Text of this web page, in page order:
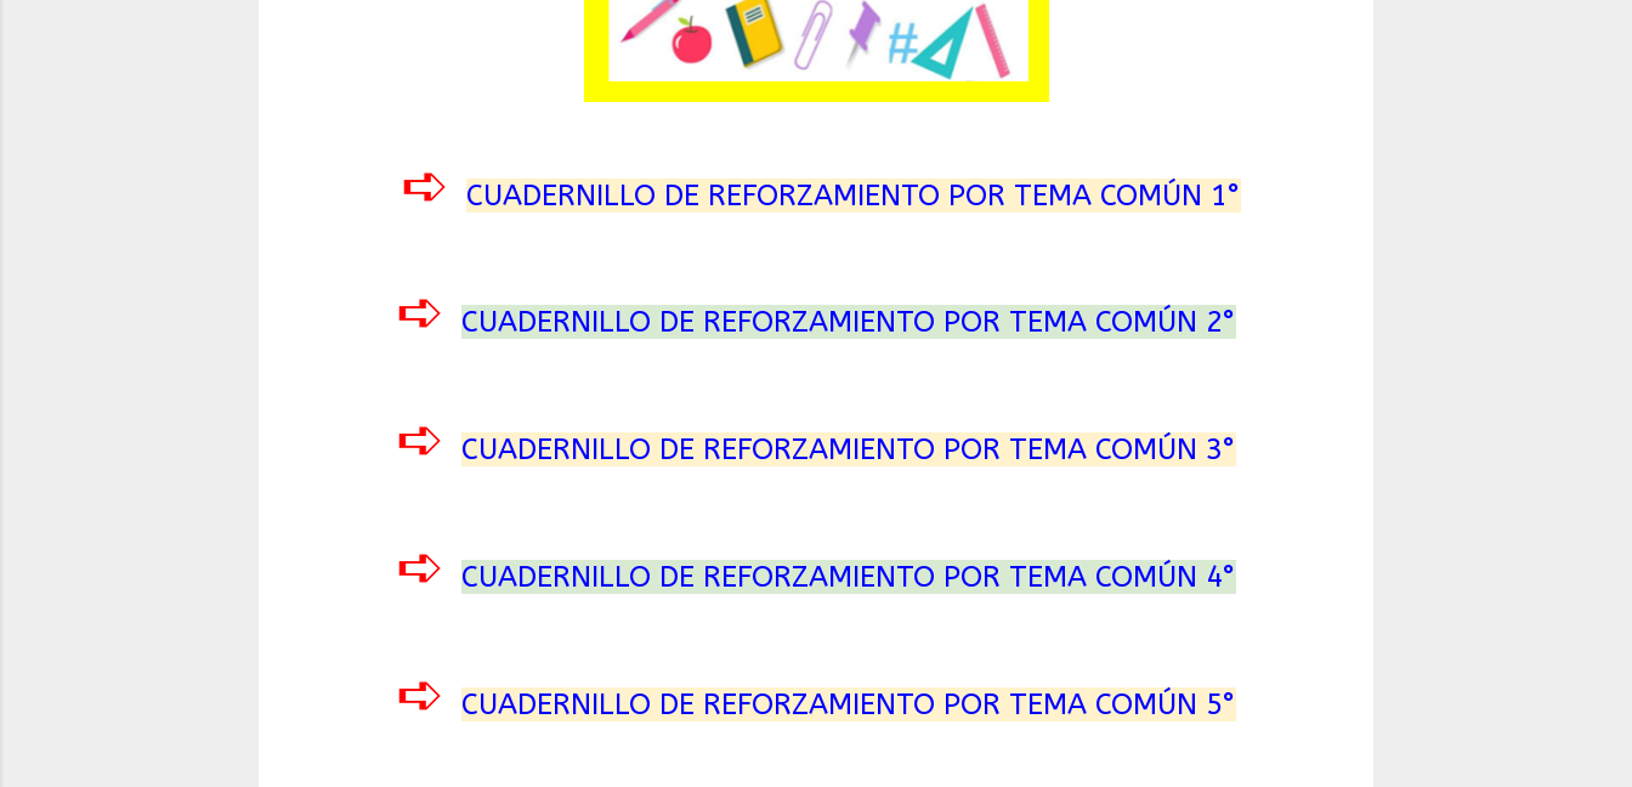
➪ CUADERNILLO DE REFORZAMIENTO POR TEMA COMÚN 1°
➪ CUADERNILLO DE REFORZAMIENTO POR TEMA COMÚN 2°
➪ CUADERNILLO DE REFORZAMIENTO POR TEMA COMÚN 3°
➪ CUADERNILLO DE REFORZAMIENTO POR TEMA COMÚN 4°
➪ CUADERNILLO DE REFORZAMIENTO POR TEMA COMÚN 5°